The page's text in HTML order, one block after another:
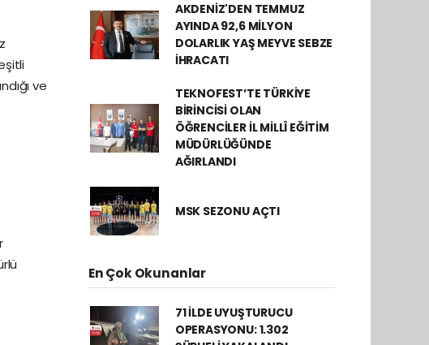
ve
AKDENİZ'DEN TEMMUZ
AYINDA 92,6 MİLYON
DOLARLIK YAŞ MEYVE SEBZE
İHRACATI
TEKNOFEST’TE TÜRKİYE
BİRİNCİSİ OLAN
ÖĞRENCİLER İL MİLLÎ EĞİTİM
MÜDÜRLÜĞÜNDE
AĞIRLANDI
MSK SEZONU AÇTI
En Çok Okunanlar
71 İLDE UYUŞTURUCU
OPERASYONU: 1.302